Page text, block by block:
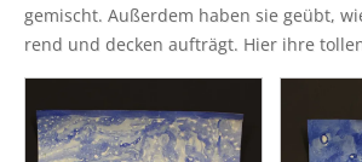
gemischt. Außer­dem haben sie geübt,
rend und decken auf­trägt. Hier ihre